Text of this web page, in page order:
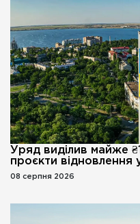
Уряд виділив майже
проєкти відновлення
08 серпня 2026